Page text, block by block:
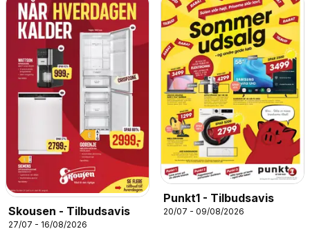
Skousen - Tilbudsavis
27/07 - 16/08/2026
Punkt1 - Tilbudsavis
20/07 - 09/08/2026